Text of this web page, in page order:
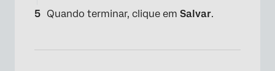
Quando terminar, clique em Salvar.